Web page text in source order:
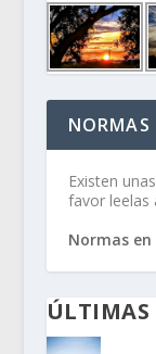
Existen
favor leelas
Normas en